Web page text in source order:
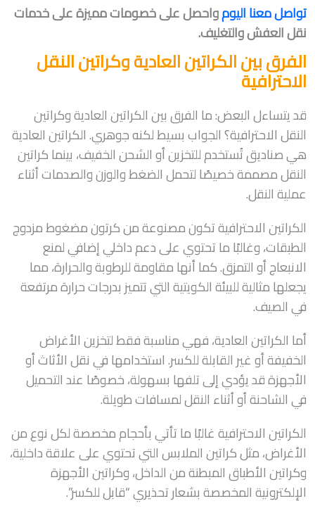
تواصل معنا اليومواحصل على خصومات مميزة على خدمات
نقل العفش والتغليف.
الفرق بين الكراتين العادية وكراتين النقل
الاحترافية
قد يتساءل البعض: ما الفرق بين الكراتين العادية وكراتين
النقل الاحترافية؟ الجواب بسيط لكنه جوهري. الكراتين العادية
هي صناديق تُستخدم للتخزين أو الشحن الخفيف، بينما كراتين
النقل مصممة خصيصًا لتحمل الضغط والوزن والصدمات أثناء
عملية النقل.
الكراتين الاحترافية تكون مصنوعة من كرتون مضغوط مزدوج
الطبقات، وغالبًا ما تحتوي على دعم داخلي إضافي لمنع
الانبعاج أو التمزق. كما أنها مقاومة للرطوبة والحرارة، مما
يجعلها مثالية للبيئة الكويتية التي تتميز بدرجات حرارة مرتفعة
في الصيف.
أما الكراتين العادية، فهي مناسبة فقط لتخزين الأغراض
الخفيفة أو غير القابلة للكسر. استخدامها في نقل الأثاث أو
الأجهزة قد يؤدي إلى تلفها بسهولة، خصوصًا عند التحميل
في الشاحنة أو أثناء النقل لمسافات طويلة.
الكراتين الاحترافية غالبًا ما تأتي بأحجام مخصصة لكل نوع من
الأغراض، مثل كراتين الملابس التي تحتوي على علاقة داخلية،
وكراتين الأطباق المبطنة من الداخل، وكراتين الأجهزة
الإلكترونية المخصصة بشعار تحذيري “قابل للكسر”.